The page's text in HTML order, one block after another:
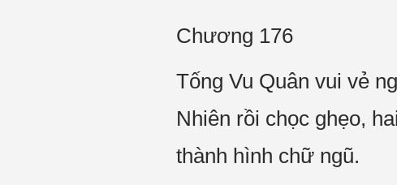
Chương 176
Tống Vu Quân vui vẻ
Nhiên rồi chọc ghẹo,
thành hình chữ ngũ.